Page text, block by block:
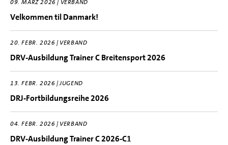
09. MÄRZ 2026 | VERBAND
Velkommen til Danmark!
20. FEBR. 2026 | VERBAND
DRV-Ausbildung Trainer C Breitensport 2026
13. FEBR. 2026 | JUGEND
DRJ-Fortbildungsreihe 2026
04. FEBR. 2026 | VERBAND
DRV-Ausbildung Trainer C 2026-C1